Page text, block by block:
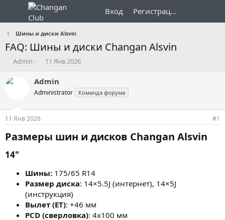
Вход Регистрация
Шины и диски Alsvin
FAQ: Шины и диски Changan Alsvin
А
т
т
е
м
ы
Admin
Д
т
а
н
а
л
а
11 Янв 2026
Admin
Administrator Команда форума
11 Янв 2026 #1
Размеры шин и дисков Changan Alsvin​
14"​
Шины: 175/65 R14
Размер диска: 14×5.5J (интернет), 14×5J
(инструкция)
Вылет (ET): +46 мм
PCD (сверловка): 4x100 мм